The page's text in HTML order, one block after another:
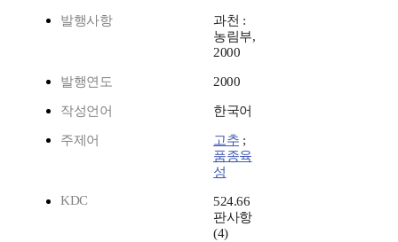
발행사항
과천 :
농림부,
2000
발행연도 2000
작성언어 한국어
주제어 고추 ;
품종육
성
KDC
524.66
판사항
(4)